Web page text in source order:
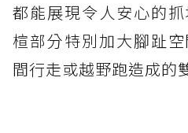
都能展現令人安心的
楦部分特別加大腳趾
間行走或越野跑造成的